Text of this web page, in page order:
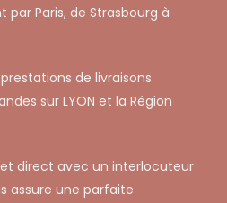
par Paris, de Strasbourg à
de livraisons
sur LYON et la Région
direct avec un interlocuteur
assure une parfaite